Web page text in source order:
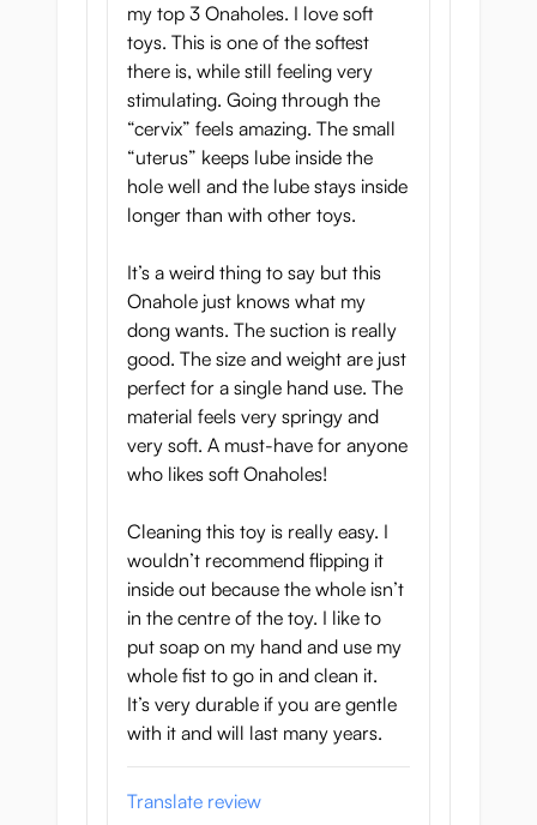
my top 3 Onaholes. I love soft
toys. This is one of the softest
there is, while still feeling very
stimulating. Going through the
“cervix” feels amazing. The small
“uterus” keeps lube inside the
hole well and the lube stays inside
longer than with other toys.
It’s a weird thing to say but this
Onahole just knows what my
dong wants. The suction is really
good. The size and weight are just
perfect for a single hand use. The
material feels very springy and
very soft. A must-have for anyone
who likes soft Onaholes!
Cleaning this toy is really easy. I
wouldn’t recommend flipping it
inside out because the whole isn’t
in the centre of the toy. I like to
put soap on my hand and use my
whole fist to go in and clean it.
It’s very durable if you are gentle
with it and will last many years.
Translate review